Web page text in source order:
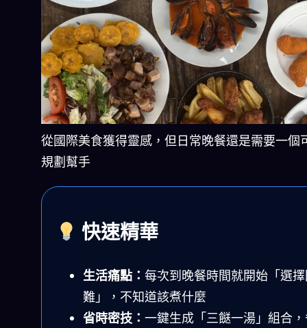
從國際美食獲得靈感，但日常晚餐還是需要一個
規劃幫手
快速精華
生活痛點： 每次到晚餐時間就開始「選
難」，不知道該煮什麼
省時密技： 一鍵生成「三餸一湯」組合